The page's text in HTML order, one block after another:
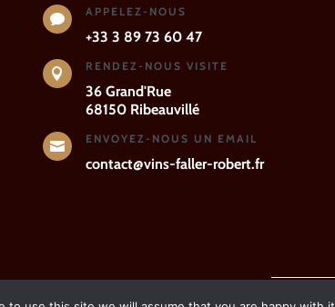

APPELEZ-NOUS
+33 3 89 73 60 47

RENDEZ-NOUS VISITE
36 Grand'Rue
68150 Ribeauvillé

ENVOYEZ-NOUS UN EMAIL
contact@vins-faller-robert.fr